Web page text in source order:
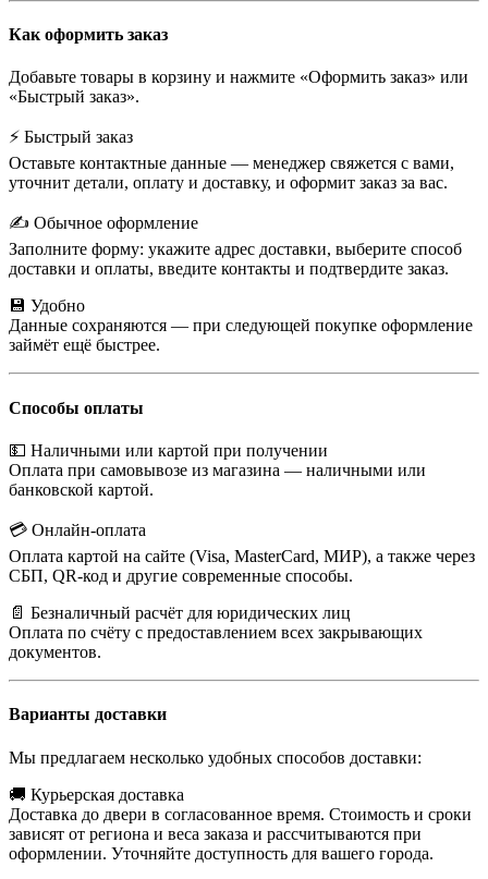
Как оформить заказ
Добавьте товары в корзину и нажмите «Оформить заказ» или
«Быстрый заказ».
⚡ Быстрый заказ
Оставьте контактные данные — менеджер свяжется с вами,
уточнит детали, оплату и доставку, и оформит заказ за вас.
✍️ Обычное оформление
Заполните форму: укажите адрес доставки, выберите способ
доставки и оплаты, введите контакты и подтвердите заказ.
💾 Удобно
Данные сохраняются — при следующей покупке оформление
займёт ещё быстрее.
Способы оплаты
💵 Наличными или картой при получении
Оплата при самовывозе из магазина — наличными или
банковской картой.
💳 Онлайн-оплата
Оплата картой на сайте (Visa, MasterCard, МИР), а также через
СБП, QR-код и другие современные способы.
📄 Безналичный расчёт для юридических лиц
Оплата по счёту с предоставлением всех закрывающих
документов.
Варианты доставки
Мы предлагаем несколько удобных способов доставки:
🚚 Курьерская доставка
Доставка до двери в согласованное время. Стоимость и сроки
зависят от региона и веса заказа и рассчитываются при
оформлении. Уточняйте доступность для вашего города.